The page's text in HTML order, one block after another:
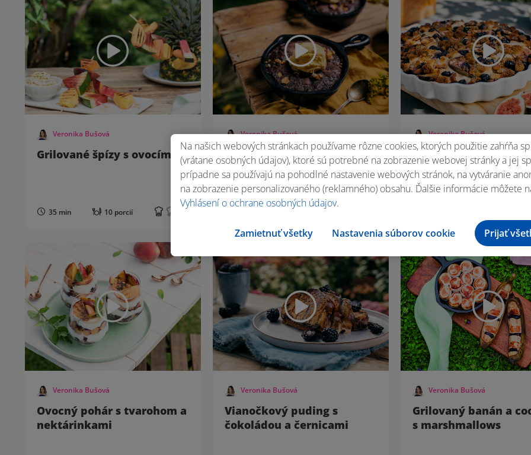
Veronika Bušová
Grilované špízy s ovocím
35 min 10 porcií
Veronika Bušová
Rýchle brownies v
panvičke so zmrzlinou
6 porcií
Veronika Bušová
Grilovaná focaccia s
pistáciami a figami
Veronika Bušová
Ovocný pohár s tvarohom a
nektárinkami
Veronika Bušová
Vianočkový puding s
čokoládou a černicami
Veronika Bušová
Grilovaný banán a
s marshmallows
Na našich webových stránkach používame rôzne cookies, ktorých použitie zahŕňa
(vrátane osobných údajov), ktoré sú potrebné na zobrazenie webovej stránky a jej
prípadne sa používajú na pohodlné nastavenie webových stránok, na vytváranie
na zobrazenie personalizovaného (reklamného) obsahu. Ďalšie informácie môžete
Vyhlásení o ochrane osobných údajov.
Zamietnuť všetky Nastavenia súborov cookie Prijať